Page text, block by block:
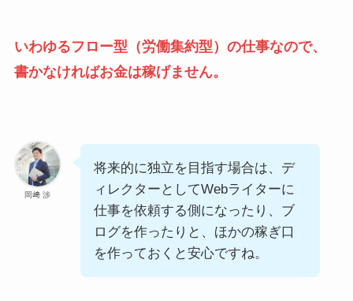
いわゆるフロー型（労働集約型）の仕事なので、
書かなければお金は稼げません。
岡﨑 渉
将来的に独立を目指す場合は、デ
ィレクターとしてWebライターに
仕事を依頼する側になったり、ブ
ログを作ったりと、ほかの稼ぎ口
を作っておくと安心ですね。